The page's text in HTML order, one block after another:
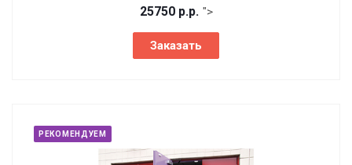
25750 р.р. ">
Заказать
РЕКОМЕНДУЕМ